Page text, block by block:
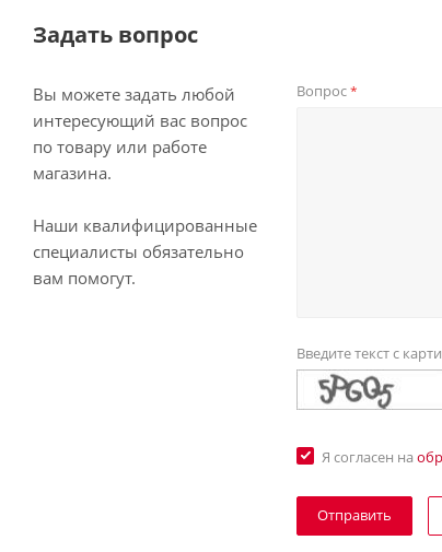
Задать вопрос
Вы можете задать любой
интересующий вас вопрос
по товару или работе
магазина.
Наши квалифицированные
специалисты обязательно
вам помогут.
Вопрос*
Введите текст с
Я согласен на